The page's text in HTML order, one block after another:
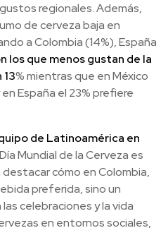
regionales. Además,
de cerveza baja en
a Colombia (14%), España
los que menos gustan de la
% mientras que en México
España el 23% prefiere
de Latinoamérica en
Mundial de la Cerveza es
cómo en Colombia,
preferida, sino un
celebraciones y la vida
en entornos sociales,